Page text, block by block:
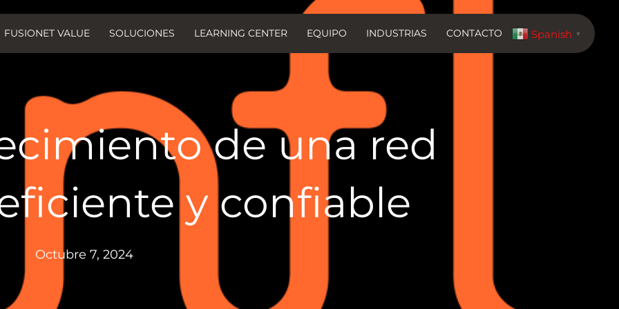
FUSIONET VALUE SOLUCIONES LEARNING CENTER EQUIPO INDUSTRIAS CONTACTO Spanish ▼
de una red
y confiable
Octubre 7, 2024